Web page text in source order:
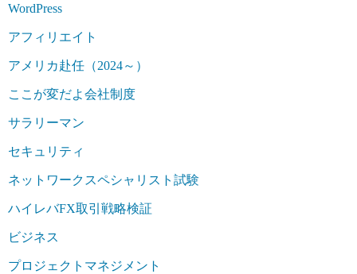
WordPress
アフィリエイト
アメリカ赴任（2024～）
ここが変だよ会社制度
サラリーマン
セキュリティ
ネットワークスペシャリスト試験
ハイレバFX取引戦略検証
ビジネス
プロジェクトマネジメント